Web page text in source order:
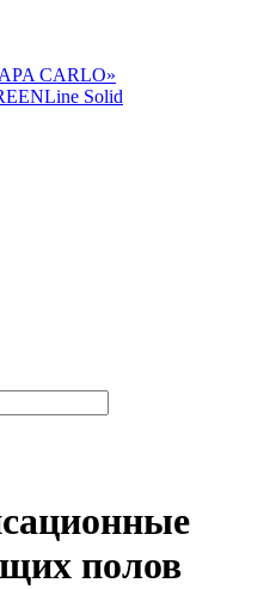
CARLO»
Solid
полов